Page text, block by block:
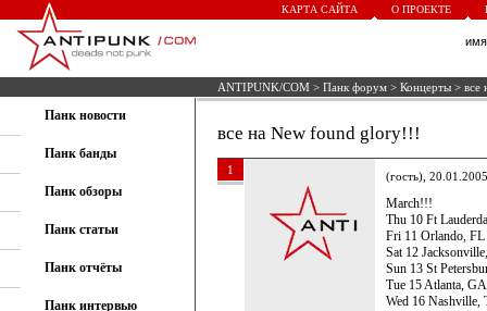
КАРТА САЙТА О ПРОЕКТЕ
ANTIPUNK/COM > Панк форум > Концерты > все
Панк новости
Панк банды
Панк обзоры
Панк статьи
Панк отчёты
Панк интервью
все на New found glory!!!
1 (гость),
March!!!
Thu 10 Ft
Fri 11 Orlando,
Sat 12
Sun 13 St
Tue 15 Atlanta,
Wed 16 Nashville,